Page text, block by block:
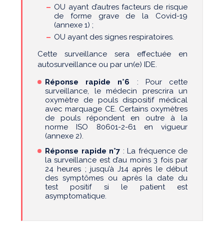
OU ayant d’autres facteurs de risque
de forme grave de la Covid-19
(annexe 1) ;
OU ayant des signes respiratoires.
Cette surveillance sera effectuée en
autosurveillance ou par un(e) IDE.
Réponse rapide n°6 : Pour cette
surveillance, le médecin prescrira un
oxymètre de pouls dispositif médical
avec marquage CE. Certains oxymètres
de pouls répondent en outre à la
norme ISO 80601-2-61 en vigueur
(annexe 2).
Réponse rapide n°7 : La fréquence de
la surveillance est d’au moins 3 fois par
24 heures ; jusqu’à J14 après le début
des symptômes ou après la date du
test positif si le patient est
asymptomatique.